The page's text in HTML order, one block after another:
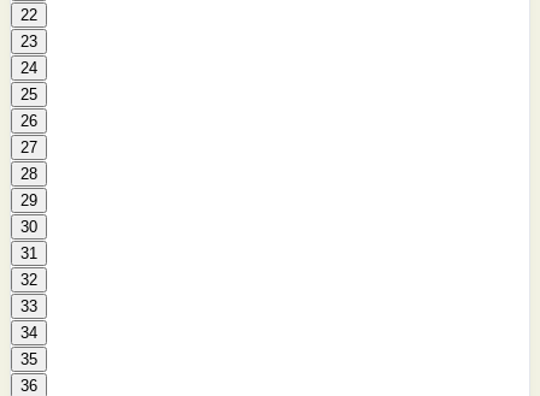
22
23
24
25
26
27
28
29
30
31
32
33
34
35
36